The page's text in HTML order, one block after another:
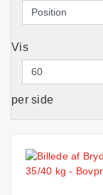
Vis
per side